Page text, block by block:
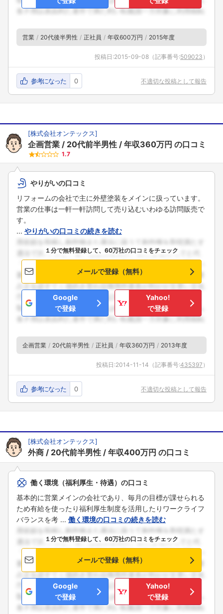
こちらの企業もフォローしませんか？
営業 20代後半男性 正社員 年収600万円 2015年度
投稿日:2015-09-08 （記事番号:509023 ）
参考になった 0 不適切な投稿として報告
[株式会社オンテックス]
企画営業 20代前半男性 年収360万円 の口コミ
1.7
やりがいの口コミ
リフォームの会社で主に外壁塗装をメインに扱っています。
営業の仕事は一軒一軒訪問して売り込むいわゆる訪問販売で
す。
... やりがいの口コミの続きを読む
１分で無料登録して、60万社の口コミをチェック
メールで登録（無料）
Google
で登録
Yahoo!
で登録
企画営業 20代前半男性 正社員 年収360万円 2013年度
投稿日:2014-11-14 （記事番号:435397 ）
参考になった 0 不適切な投稿として報告
[株式会社オンテックス]
外商 20代前半男性 年収400万円 の口コミ
働く環境（福利厚生・待遇）の口コミ
基本的に営業メインの会社であり、毎月の目標が課せられる
ため有給を使ったり福利厚生制度を活用したりワークライフ
バランスを考 ... 働く環境の口コミの続きを読む
１分で無料登録して、60万社の口コミをチェック
メールで登録（無料）
Google
で登録
Yahoo!
で登録